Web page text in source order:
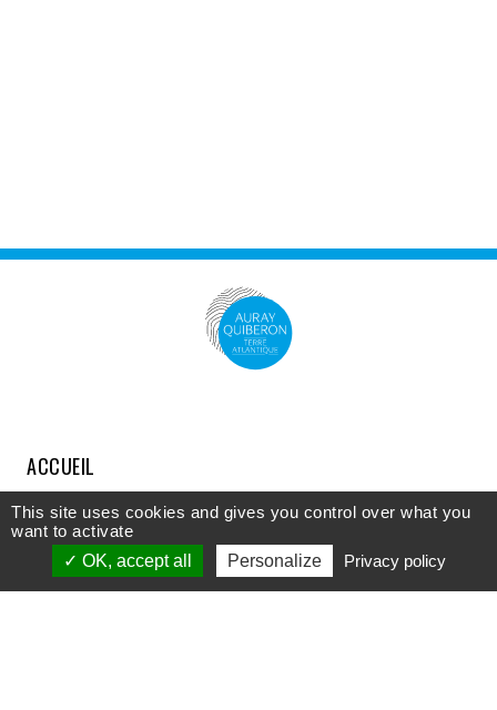
ACCUEIL
COMPRENDRE
DÉCOUVRIR
This site uses cookies and gives you control over what you
want to activate
OK, accept all
Personalize Privacy policy